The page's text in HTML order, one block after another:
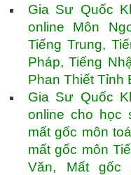
Gia Sư Quốc
online Môn
Tiếng Trung,
Pháp, Tiếng
Phan Thiết Tỉnh
Gia Sư Quốc
online cho học
mất gốc môn
mất gốc môn
Văn, Mất gốc